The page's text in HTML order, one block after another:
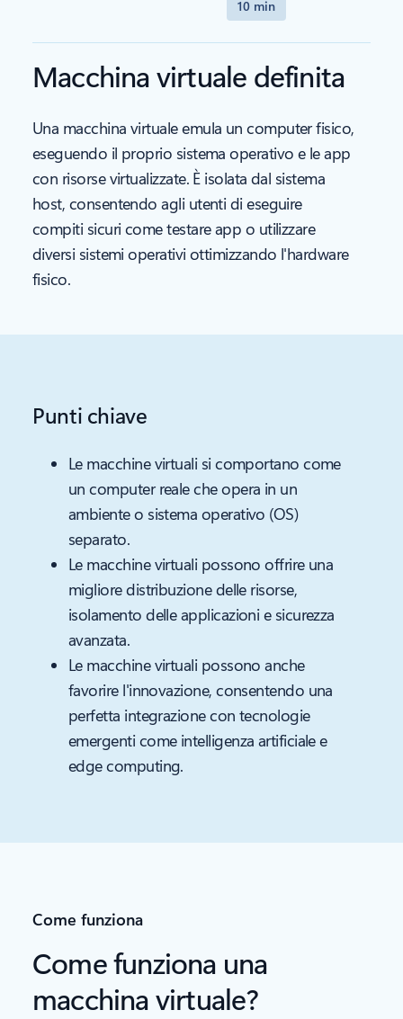
10 min
Macchina virtuale definita
Una macchina virtuale emula un computer fisico,
eseguendo il proprio sistema operativo e le app
con risorse virtualizzate. È isolata dal sistema
host, consentendo agli utenti di eseguire
compiti sicuri come testare app o utilizzare
diversi sistemi operativi ottimizzando l'hardware
fisico.
Punti chiave
Le macchine virtuali si comportano come
un computer reale che opera in un
ambiente o sistema operativo (OS)
separato.
Le macchine virtuali possono offrire una
migliore distribuzione delle risorse,
isolamento delle applicazioni e sicurezza
avanzata.
Le macchine virtuali possono anche
favorire l'innovazione, consentendo una
perfetta integrazione con tecnologie
emergenti come intelligenza artificiale e
edge computing.
Come funziona
Come funziona una
macchina virtuale?